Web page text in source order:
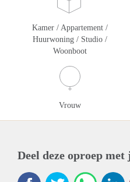
Kamer / Appartement /
Huurwoning / Studio /
Woonboot
Vrouw
Deel deze oproep